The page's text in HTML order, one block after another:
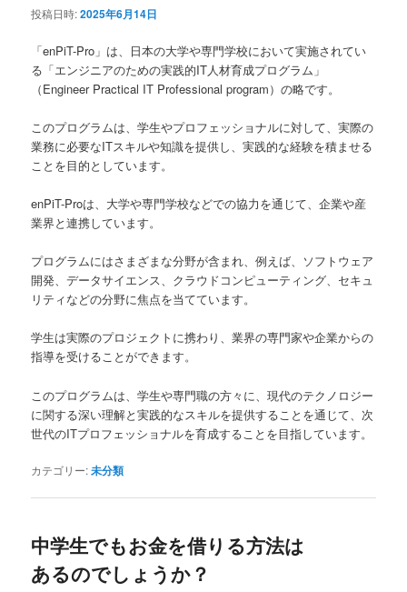
投稿日時:2025年6月14日
「enPiT-Pro」は、日本の大学や専門学校において実施されてい
る「エンジニアのための実践的IT人材育成プログラム」
（Engineer Practical IT Professional program）の略です。
このプログラムは、学生やプロフェッショナルに対して、実際の
業務に必要なITスキルや知識を提供し、実践的な経験を積ませる
ことを目的としています。
enPiT-Proは、大学や専門学校などでの協力を通じて、企業や産
業界と連携しています。
プログラムにはさまざまな分野が含まれ、例えば、ソフトウェア
開発、データサイエンス、クラウドコンピューティング、セキュ
リティなどの分野に焦点を当てています。
学生は実際のプロジェクトに携わり、業界の専門家や企業からの
指導を受けることができます。
このプログラムは、学生や専門職の方々に、現代のテクノロジー
に関する深い理解と実践的なスキルを提供することを通じて、次
世代のITプロフェッショナルを育成することを目指しています。
カテゴリー:未分類
中学生でもお金を借りる方法は
あるのでしょうか？